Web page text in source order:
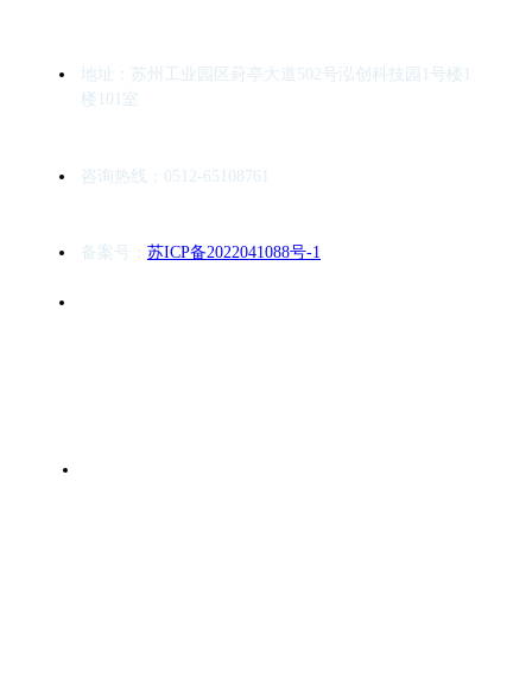
地址：苏州工业园区葑亭大道502号泓创科技园1号楼1
楼101室
咨询热线：0512-65108761
备案号： 苏ICP备2022041088号-1